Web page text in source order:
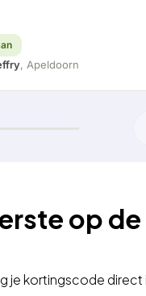
, Apeldoorn
op de
je kortingscode direct